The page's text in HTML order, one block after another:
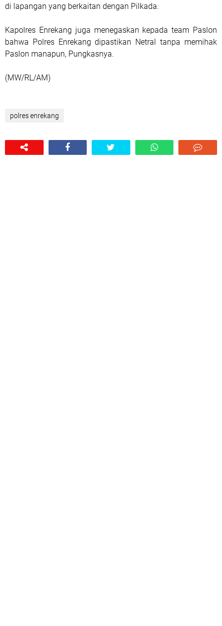
di lapangan yang berkaitan dengan Pilkada.
Kapolres Enrekang juga menegaskan kepada team Paslon
bahwa Polres Enrekang dipastikan Netral tanpa memihak
Paslon manapun, Pungkasnya.
(MW/RL/AM)
polres enrekang